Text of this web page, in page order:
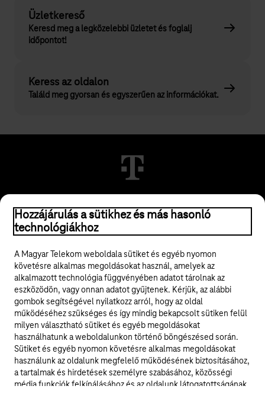
Üzletkereső
Keresd meg a legközelebbi üzletet és foglalj
időpontot!
Keress az oldalon
Találd meg gyorsan és egyszerűen az információkat.
© 2026 Magyar Telekom Nyrt.
ÁSZF
Adatvédelem
Felhívások
Közösségi média
Hozzájárulás a sütikhez és más hasonló
technológiákhoz
A Magyar Telekom weboldala sütiket és egyéb nyomon
követésre alkalmas megoldásokat használ, amelyek az
alkalmazott technológia függvényében adatot tárolnak az
eszközödön, vagy onnan adatot gyűjtenek. Kérjük, az alábbi
gombok segítségével nyilatkozz arról, hogy az oldal
működéséhez szükséges és így mindig bekapcsolt sütiken felül
milyen választható sütiket és egyéb megoldásokat
használhatunk a weboldalunkon történő böngészésed során.
Sütiket és egyéb nyomon követésre alkalmas megoldásokat
használunk az oldalunk megfelelő működésének biztosításához,
a tartalmak és hirdetések személyre szabásához, közösségi
média funkciók felkínálásához és az oldalunk látogatottságának